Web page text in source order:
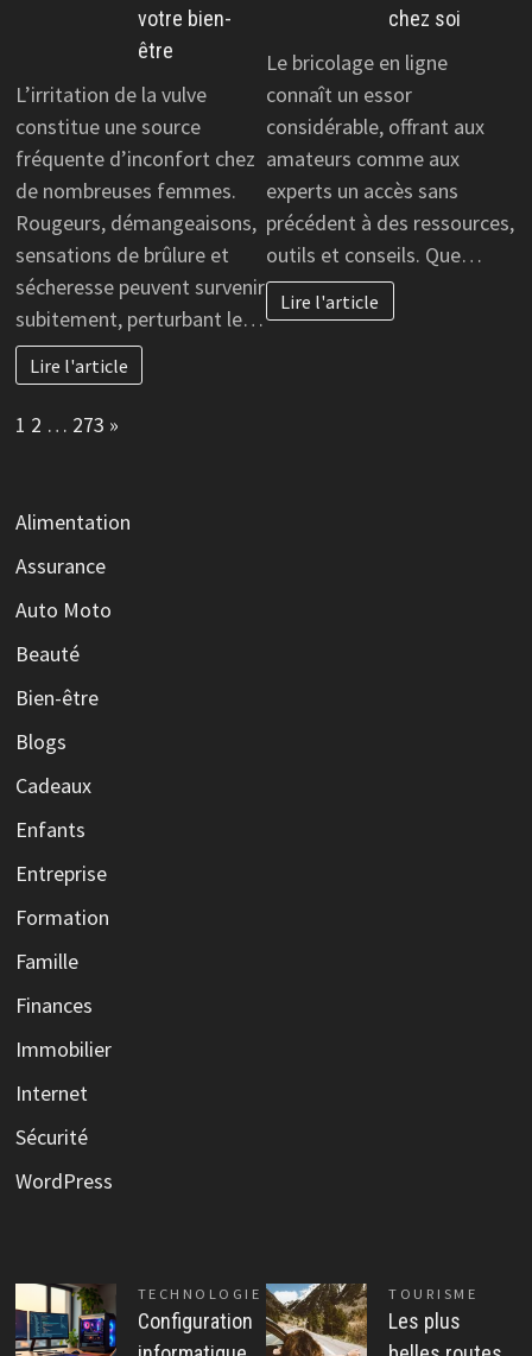
votre bien-
être
L’irritation de la vulve
constitue une source
fréquente d’inconfort chez
de nombreuses femmes.
Rougeurs, démangeaisons,
sensations de brûlure et
sécheresse peuvent survenir
subitement, perturbant le…
Lire l'article
chez soi
Le bricolage en ligne
connaît un essor
considérable, offrant aux
amateurs comme aux
experts un accès sans
précédent à des ressources,
outils et conseils. Que…
Lire l'article
Page:
1 2 … 273 Next
»
Alimentation
Assurance
Auto Moto
Beauté
Bien-être
Blogs
Cadeaux
Enfants
Entreprise
Formation
Famille
Finances
Immobilier
Internet
Sécurité
WordPress
TECHNOLOGIE
Configuration
TOURISME
Les plus